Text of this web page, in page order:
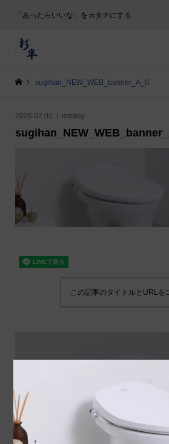
「あったらいいな」をカタチにする
sugihan_NEW_WEB_banner_A_0
2026.02.02 mickey
この記事のタイトルとURLを